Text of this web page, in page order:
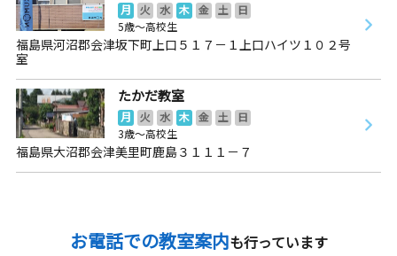
月 火 水 木 金 土
日
5歳～高校生
福島県河沼郡会津坂下町上口５１７－１上口ハイツ１０２号
室
たかだ教室
月 火 水 木 金 土
日
3歳～高校生
福島県大沼郡会津美里町鹿島３１１１－７
お電話での教室案内も行っています